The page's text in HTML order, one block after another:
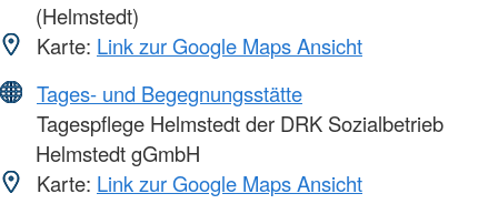
(Helmstedt)
Karte: Link zur Google Maps Ansicht
Tages- und Begegnungsstätte
Tagespflege Helmstedt der DRK Sozialbetrieb
Helmstedt gGmbH
Karte: Link zur Google Maps Ansicht